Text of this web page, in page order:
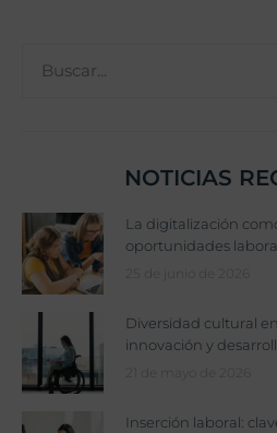
NOTICIAS
La digitalización
oportunidades
Diversidad cultural
innovación y
Inserción laboral: